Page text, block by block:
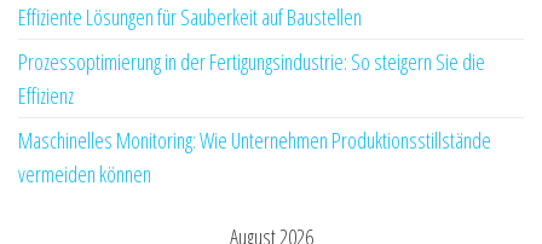
Effiziente Lösungen für Sauberkeit auf Baustellen
Prozessoptimierung in der Fertigungsindustrie: So steigern Sie die
Effizienz
Maschinelles Monitoring: Wie Unternehmen Produktionsstillstände
vermeiden können
August 2026